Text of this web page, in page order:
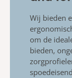
Wij bieden
om de
bieden,